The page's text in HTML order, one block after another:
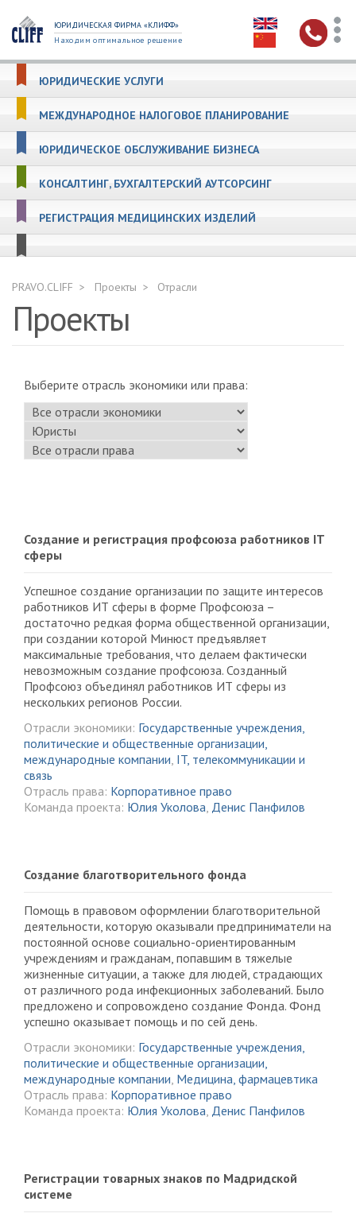
ЮРИДИЧЕСКАЯ ФИРМА «КЛИФФ»
Находим оптимальное решение
ЮРИДИЧЕСКИЕ УСЛУГИ
МЕЖДУНАРОДНОЕ НАЛОГОВОЕ ПЛАНИРОВАНИЕ
ЮРИДИЧЕСКОЕ ОБСЛУЖИВАНИЕ БИЗНЕСА
КОНСАЛТИНГ, БУХГАЛТЕРСКИЙ АУТСОРСИНГ
РЕГИСТРАЦИЯ МЕДИЦИНСКИХ ИЗДЕЛИЙ
PRAVO.CLIFF Проекты Отрасли
Проекты
Выберите отрасль экономики или права:
Создание и регистрация профсоюза работников IT
сферы
Успешное создание организации по защите интересов
работников ИТ сферы в форме Профсоюза –
достаточно редкая форма общественной организации,
при создании которой Минюст предъявляет
максимальные требования, что делаем фактически
невозможным создание профсоюза. Созданный
Профсоюз объединял работников ИТ сферы из
нескольких регионов России.
Отрасли экономики: Государственные учреждения,
политические и общественные организации,
международные компании, IT, телекоммуникации и
связь
Отрасль права: Корпоративное право
Команда проекта: Юлия Уколова, Денис Панфилов
Создание благотворительного фонда
Помощь в правовом оформлении благотворительной
деятельности, которую оказывали предприниматели на
постоянной основе социально-ориентированным
учреждениям и гражданам, попавшим в тяжелые
жизненные ситуации, а также для людей, страдающих
от различного рода инфекционных заболеваний. Было
предложено и сопровождено создание Фонда. Фонд
успешно оказывает помощь и по сей день.
Отрасли экономики: Государственные учреждения,
политические и общественные организации,
международные компании, Медицина, фармацевтика
Отрасль права: Корпоративное право
Команда проекта: Юлия Уколова, Денис Панфилов
Регистрации товарных знаков по Мадридской
системе